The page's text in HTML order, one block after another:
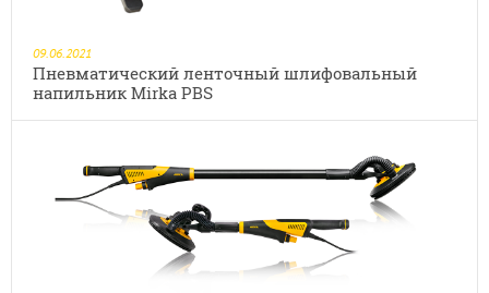
09.06.2021
Пневматический ленточный шлифовальный
напильник Mirka PBS